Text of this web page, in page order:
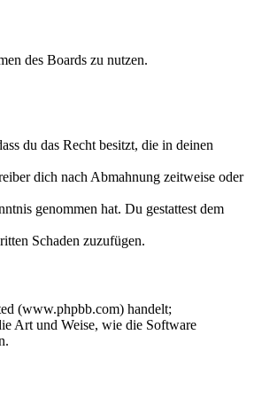
des Boards zu nutzen.
du das Recht besitzt, die in deinen
dich nach Abmahnung zeitweise oder
genommen hat. Du gestattest dem
Schaden zuzufügen.
(www.phpbb.com) handelt;
Art und Weise, wie die Software